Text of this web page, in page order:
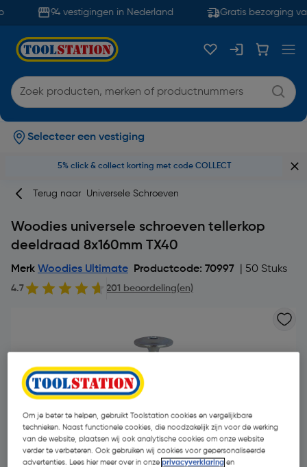
94 vestigingen in Nederland Gratis bezorging
Selecteer een vestiging
5% click & collect korting met code COLLECT
Terug naar Universele Schroeven
Woodies universele schroeven tellerkop
deeldraad 8x160mm TX40
Merk Woodies Ultimate Productcode: 70997 | 50 Stuks
4.7 201 beoordeling(en)
Om je beter te helpen, gebruikt Toolstation cookies en vergelijkbare
technieken. Naast functionele cookies, die noodzakelijk zijn voor de werking
van de website, plaatsen wij ook analytische cookies om onze website
verder te verbeteren. Ook gebruiken wij cookies voor gepersonaliseerde
advertenties. Lees hier meer over in onzeprivacyverklaring en